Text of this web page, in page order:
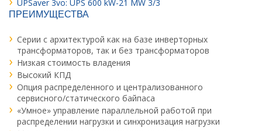
UPSaver 3vo: UPS 600 kW-21 MW 3/3
ПРЕИМУЩЕСТВА
Серии с архитектурой как на базе инверторных
трансформаторов, так и без трансформаторов
Низкая стоимость владения
Высокий КПД
Опция распределенного и централизованного
сервисного/статического байпаса
«Умное» управление параллельной работой при
распределении нагрузки и синхронизация нагрузки